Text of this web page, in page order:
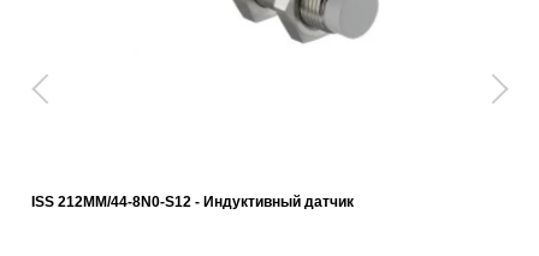
ISS 212MM/44-8N0-S12 - Индуктивный датчик